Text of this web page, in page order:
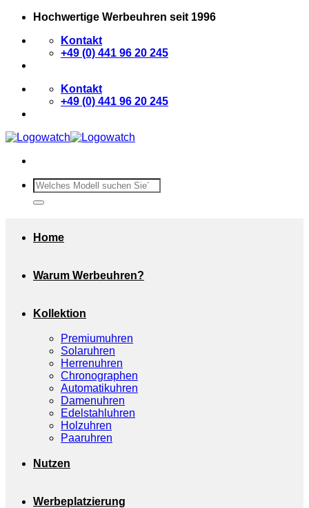
Zum
springen
Hochwertige Werbeuhren seit 1996
Kontakt
+49 (0) 441 96 20 245
Kontakt
+49 (0) 441 96 20 245
Suchen
nach:
Home
Warum Werbeuhren?
Kollektion
Premiumuhren
Solaruhren
Herrenuhren
Chronographen
Automatikuhren
Damenuhren
Edelstahluhren
Holzuhren
Paaruhren
Nutzen
Werbeplatzierung